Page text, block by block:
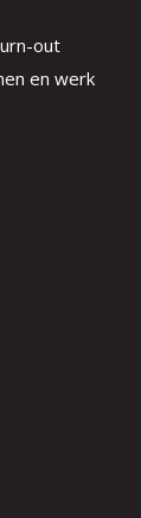
out
en werk